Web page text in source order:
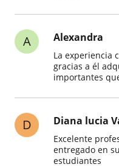
A Alexandra
La experiencia
gracias a él
importantes
D Diana lucia
Excelente
entregado en
estudiantes